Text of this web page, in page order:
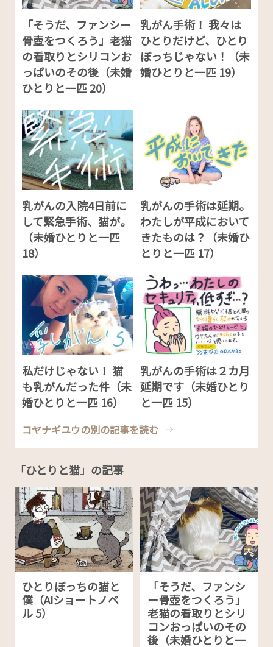
「そうだ、ファンシー
骨壺をつくろう」老猫
の看取りとシリコンお
っぱいのその後（未婚
ひとりと一匹 20）
乳がん手術！ 我々は
ひとりだけど、ひとり
ぼっちじゃない！（未
婚ひとりと一匹 19）
乳がんの入院4日前に
して緊急手術、猫が。
（未婚ひとりと一匹
18）
乳がんの手術は延期。
わたしが平成において
きたものは？（未婚ひ
とりと一匹 17）
私だけじゃない！ 猫
も乳がんだった件（未
婚ひとりと一匹 16）
乳がんの手術は２カ月
延期です（未婚ひとり
と一匹 15）
コヤナギユウの別の記事を読む
「ひとりと猫」の記事
ひとりぼっちの猫と
僕（AIショートノベ
ル 5）
「そうだ、ファンシ
ー骨壺をつくろう」
老猫の看取りとシリ
コンおっぱいのその
後（未婚ひとりと一